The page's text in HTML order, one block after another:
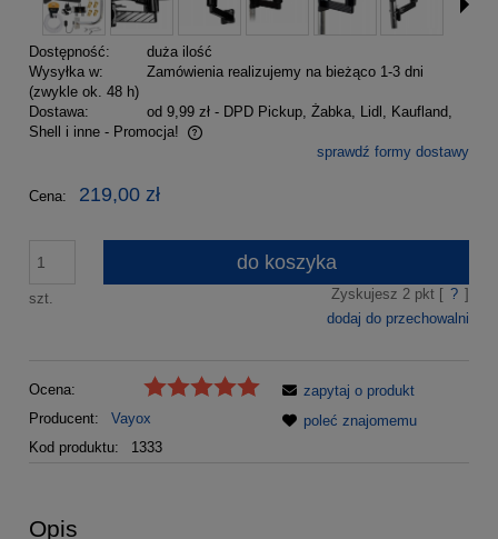
Dostępność:
duża ilość
Wysyłka w:
Zamówienia realizujemy na bieżąco 1-3 dni
(zwykle ok. 48 h)
Dostawa:
od 9,99 zł - DPD Pickup, Żabka, Lidl, Kaufland,
Shell i inne - Promocja!
Cena nie zawiera ewentualnych kosztów płatnościsprawdź formy dostawy
Cena: 219,00 zł
szt.
do koszyka
Zyskujesz 2pkt [ ? ]
dodaj do przechowalni
Ocena:
Producent:
Vayox
Kod produktu:
1333
zapytaj o produkt
poleć znajomemu
Opis